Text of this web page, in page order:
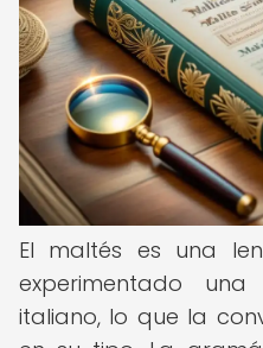
El maltés es una
experimentado
italiano, lo que la